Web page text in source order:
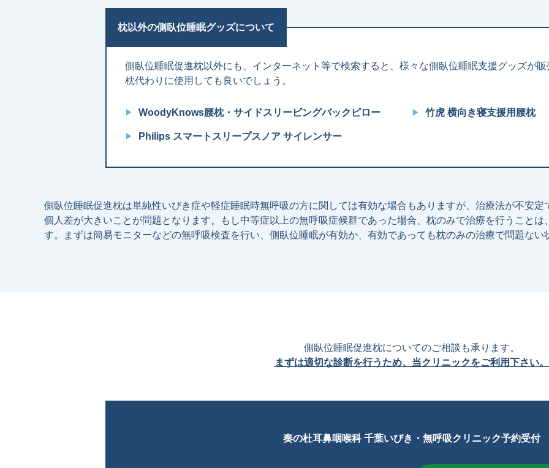
枕以外の側臥位睡眠グッズについて
側臥位睡眠促進枕以外にも、インターネット等で検索すると、様々な側臥位睡眠⽀援グッズが
枕代わりに使⽤しても良いでしょう。
WoodyKnows腰枕・サイドスリーピングバックピロー ⽵⻁ 横向き寝⽀援⽤腰枕
Philips スマートスリープスノア サイレンサー
側臥位睡眠促進枕は単純性いびき症や軽症睡眠時無呼吸の⽅に関しては有効な場合もありますが、治療法が不安
個⼈差が⼤きいことが問題となります。もし中等症以上の無呼吸症候群であった場合、枕のみで治療を⾏うこと
す。まずは簡易モニターなどの無呼吸検査を⾏い、側臥位睡眠が有効か、有効であっても枕のみの治療で問題な
側臥位睡眠促進枕についてのご相談も承ります。
まずは適切な診断を⾏うため、当クリニックをご利⽤下さい。
奏の杜⽿⿐咽喉科 千葉いびき・無呼吸クリニック予約受付